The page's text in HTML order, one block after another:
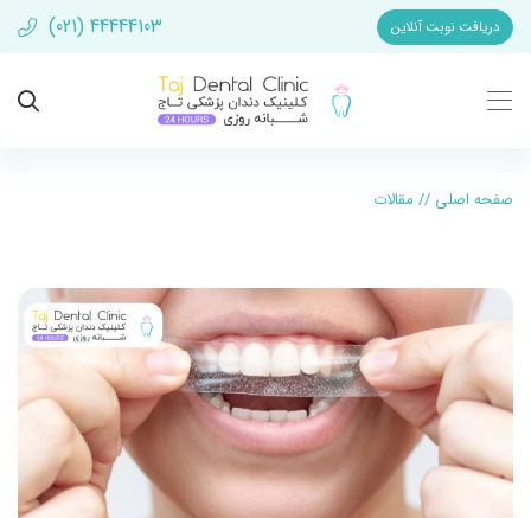
دریافت نوبت آنلاین (021) 44444103
صفحه اصلی // مقالات